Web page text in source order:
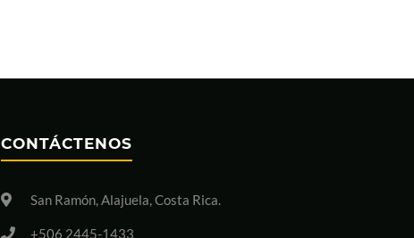
CONTÁCTENOS
San Ramón, Alajuela, Costa Rica.
+506 2445-1433